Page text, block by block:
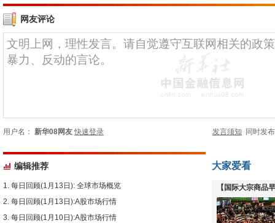
网友评论
用户名： 新华08网友 快速登录 发言须知 同时发
编辑推荐
每日回顾(1月13日): 全球市场概览
每日回顾(1月13日):A股市场行情
每日回顾(1月10日):A股市场行情
大家爱看
【国际大宗商品
下跌